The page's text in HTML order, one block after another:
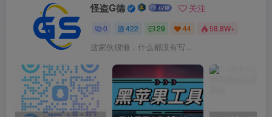
怪盗G德 关注
0 422 29 44 58.8W+
这家伙很懒，什么都没有写...